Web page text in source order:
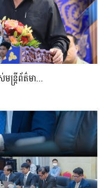
ន្ត្រីព័ត៌មា...